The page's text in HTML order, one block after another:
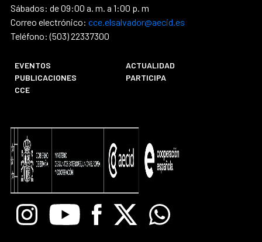
Sábados: de 09:00 a. m. a 1:00 p. m
Correo electrónico: cce.elsalvador@aecid.es
Teléfono: (503) 22337300
EVENTOS
ACTUALIDAD
PUBLICACIONES
PARTICIPA
CCE
InstagramYoutube Facebook
X Whatsapp